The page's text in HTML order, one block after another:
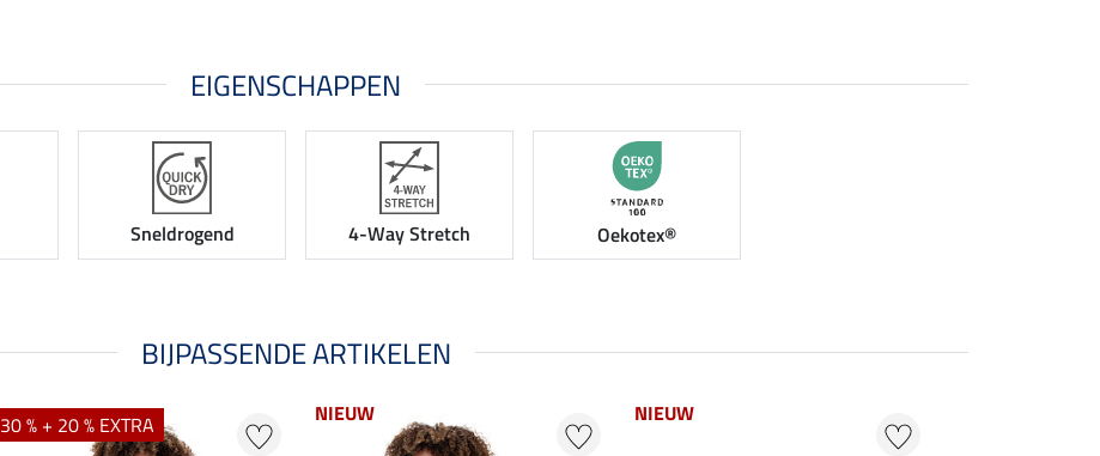
EIGENSCHAPPEN
Sneldrogend 4-Way Stretch Oekotex®
BIJPASSENDE ARTIKELEN
30 % + 20 % EXTRA NIEUW NIEUW